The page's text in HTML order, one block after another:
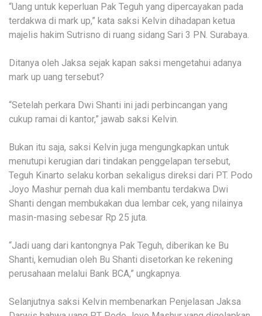
“Uang untuk keperluan Pak Teguh yang dipercayakan pada
terdakwa di mark up,” kata saksi Kelvin dihadapan ketua
majelis hakim Sutrisno di ruang sidang Sari 3 PN. Surabaya.
Ditanya oleh Jaksa sejak kapan saksi mengetahui adanya
mark up uang tersebut?
“Setelah perkara Dwi Shanti ini jadi perbincangan yang
cukup ramai di kantor,” jawab saksi Kelvin.
Bukan itu saja, saksi Kelvin juga mengungkapkan untuk
menutupi kerugian dari tindakan penggelapan tersebut,
Teguh Kinarto selaku korban sekaligus direksi dari PT. Podo
Joyo Mashur pernah dua kali membantu terdakwa Dwi
Shanti dengan membukakan dua lembar cek, yang nilainya
masin-masing sebesar Rp 25 juta.
“Jadi uang dari kantongnya Pak Teguh, diberikan ke Bu
Shanti, kemudian oleh Bu Shanti disetorkan ke rekening
perusahaan melalui Bank BCA,” ungkapnya.
Selanjutnya saksi Kelvin membenarkan Penjelasan Jaksa